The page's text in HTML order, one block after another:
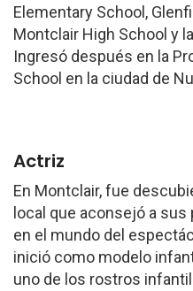
Elementary School,
Montclair High School y
Ingresó después en la
School en la ciudad de
Actriz
En Montclair, fue
local que aconsejó a
en el mundo del
inició como modelo
uno de los rostros